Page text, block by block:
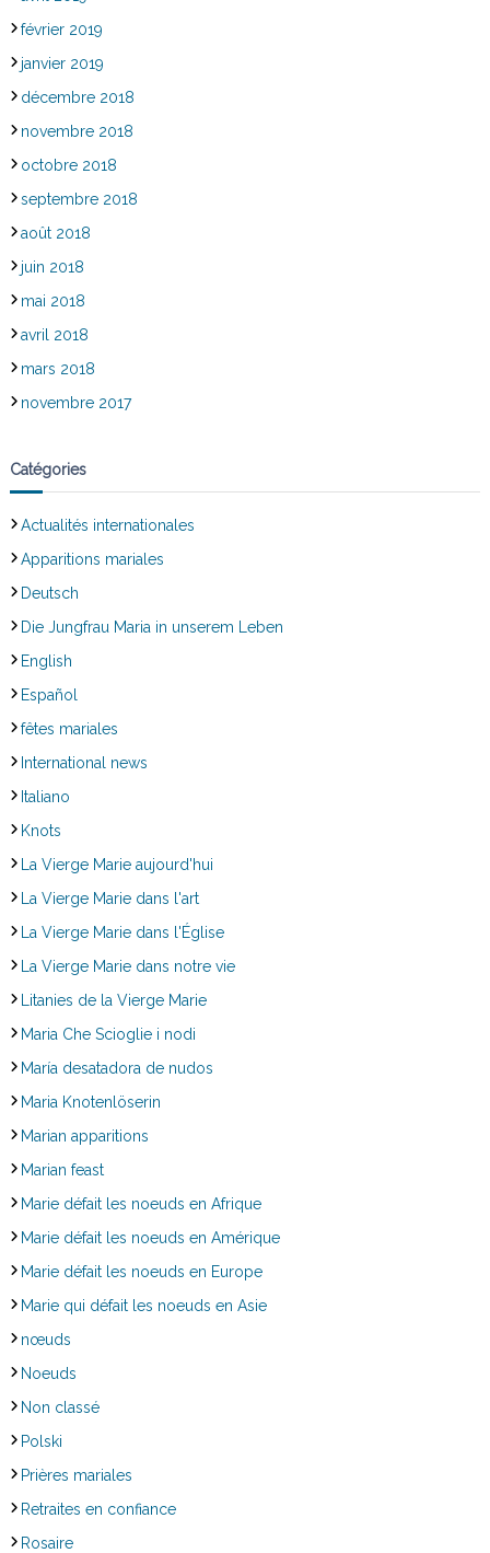
février 2019
janvier 2019
décembre 2018
novembre 2018
octobre 2018
septembre 2018
août 2018
juin 2018
mai 2018
avril 2018
mars 2018
novembre 2017
Catégories
Actualités internationales
Apparitions mariales
Deutsch
Die Jungfrau Maria in unserem Leben
English
Español
fêtes mariales
International news
Italiano
Knots
La Vierge Marie aujourd'hui
La Vierge Marie dans l'art
La Vierge Marie dans l'Église
La Vierge Marie dans notre vie
Litanies de la Vierge Marie
Maria Che Scioglie i nodi
María desatadora de nudos
Maria Knotenlöserin
Marian apparitions
Marian feast
Marie défait les noeuds en Afrique
Marie défait les noeuds en Amérique
Marie défait les noeuds en Europe
Marie qui défait les noeuds en Asie
nœuds
Noeuds
Non classé
Polski
Prières mariales
Retraites en confiance
Rosaire